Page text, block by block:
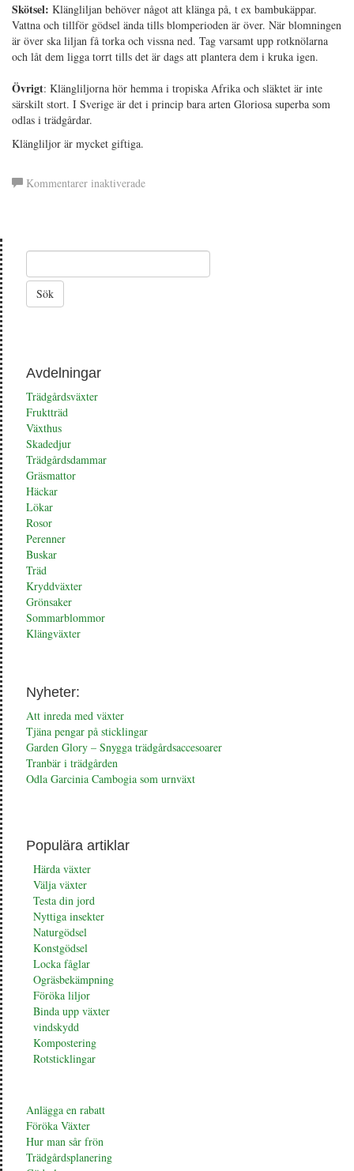
Skötsel: Klängliljan behöver något att klänga på, t ex bambukäppar.
Vattna och tillför gödsel ända tills blomperioden är över. När blomningen
är över ska liljan få torka och vissna ned. Tag varsamt upp rotknölarna
och låt dem ligga torrt tills det är dags att plantera dem i kruka igen.
Övrigt: Klängliljorna hör hemma i tropiska Afrika och släktet är inte
särskilt stort. I Sverige är det i princip bara arten Gloriosa superba som
odlas i trädgårdar.
Klängliljor är mycket giftiga.
Kommentarer inaktiveradeför
Avdelningar
Trädgårdsväxter
Fruktträd
Växthus
Skadedjur
Trädgårdsdammar
Gräsmattor
Häckar
Lökar
Rosor
Perenner
Buskar
Träd
Kryddväxter
Grönsaker
Sommarblommor
Klängväxter
Nyheter:
Att inreda med växter
Tjäna pengar på sticklingar
Garden Glory – Snygga trädgårdsaccesoarer
Tranbär i trädgården
Odla Garcinia Cambogia som urnväxt
Populära artiklar
Härda växter
Välja växter
Testa din jord
Nyttiga insekter
Naturgödsel
Konstgödsel
Locka fåglar
Ogräsbekämpning
Föröka liljor
Binda upp växter
vindskydd
Kompostering
Rotsticklingar
Anlägga en rabatt
Föröka Växter
Hur man sår frön
Trädgårdsplanering